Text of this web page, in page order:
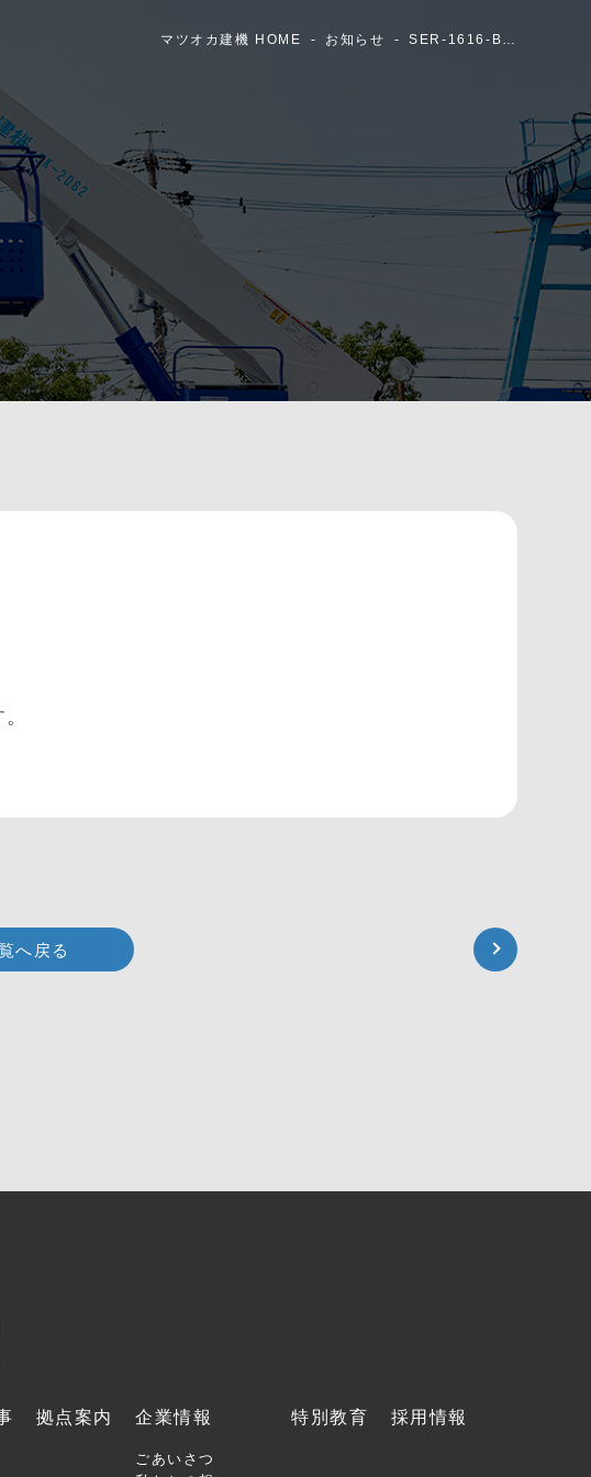
マツオカ建機 HOME お知らせ SER-1616-B…
へ戻る
拠点案内 企業情報
ごあいさつ
特別教育 採用情報